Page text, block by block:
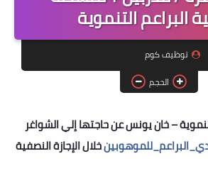
منوعات
نماذج سيرة ذاتية
البراعم التنموية
توظيف كوم
الحجم
– خان يونس عن حاجتها إلي الشواغر
خلال الإجازة النصفية